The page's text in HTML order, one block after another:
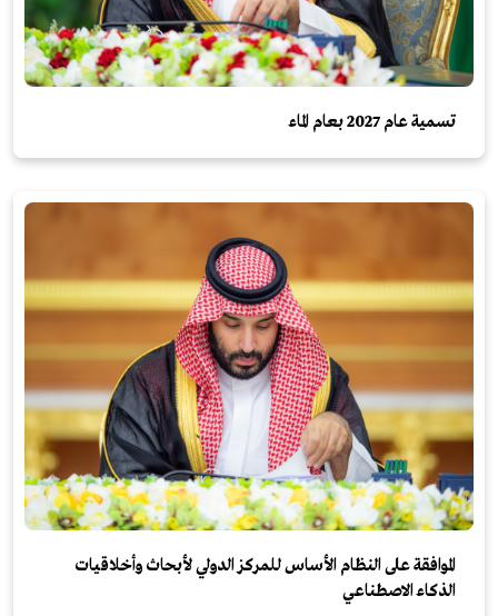
تسمية عام 2027 بعام الماء
الموافقة على النظام الأساس للمركز الدولي لأبحاث وأخلاقيات
الذكاء الاصطناعي